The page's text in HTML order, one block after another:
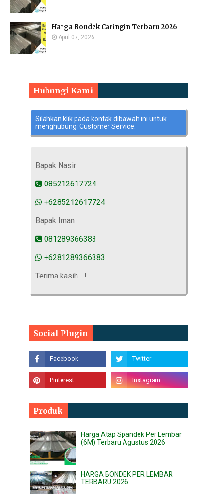
Harga Bondek Caringin Terbaru 2026
April 07, 2026
Hubungi Kami
Silahkan klik pada kontak dibawah ini untuk
menghubungi Customer Service.
Bapak Nasir
085212617724
+6285212617724
Bapak Iman
081289366383
+6281289366383
Terima kasih ...!
Social Plugin
Produk
Harga Atap Spandek Per Lembar
(6M) Terbaru Agustus 2026
HARGA BONDEK PER LEMBAR
TERBARU 2026